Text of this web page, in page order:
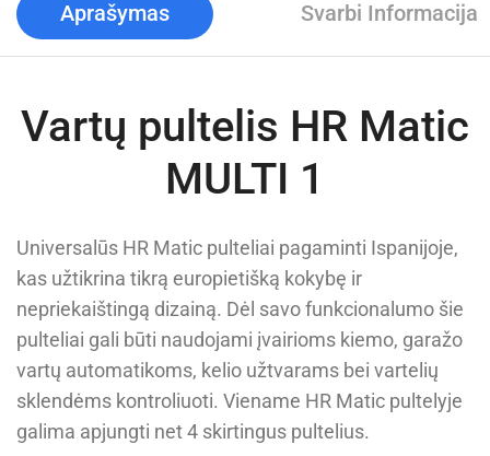
Aprašymas Svarbi Informacija
Vartų pultelis HR Matic
MULTI 1
Universalūs HR Matic pulteliai pagaminti Ispanijoje,
kas užtikrina tikrą europietišką kokybę ir
nepriekaištingą dizainą. Dėl savo funkcionalumo šie
pulteliai gali būti naudojami įvairioms kiemo, garažo
vartų automatikoms, kelio užtvarams bei vartelių
sklendėms kontroliuoti. Viename HR Matic pultelyje
galima apjungti net 4 skirtingus pultelius.